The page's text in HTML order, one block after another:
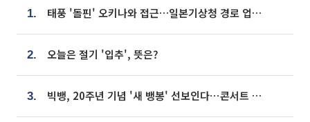
1. 태풍 '돌핀' 오키나와 접근…일본기상청 경로 업데이트
2. 오늘은 절기 '입추', 뜻은?
3. 빅뱅, 20주년 기념 '새 뱅봉' 선보인다⋯콘서트 앞두고 팝업 개최